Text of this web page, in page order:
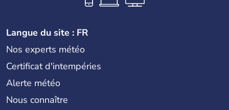
Langue du site : FR
Nos experts météo
Certificat d'intempéries
Alerte météo
Nous connaître